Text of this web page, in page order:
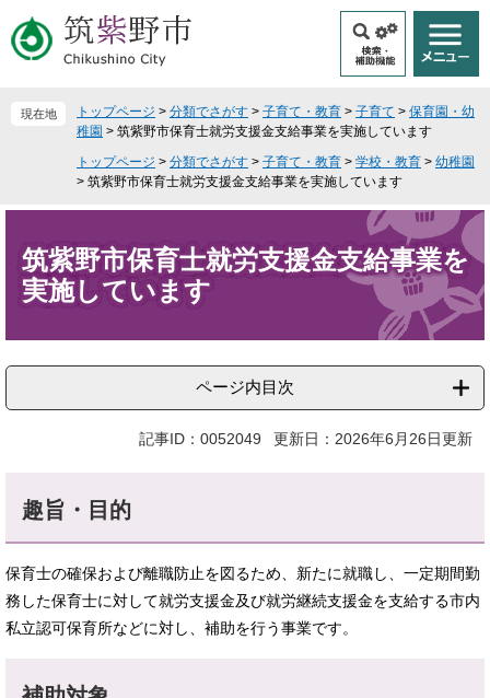
ー
ジ
ニ
ュ
現在地 トップページ > 分類でさがす > 子育て・教育 > 子育て > 保育園・幼
稚園 > 筑紫野市保育士就労支援金支給事業を実施しています
トップページ > 分類でさがす > 子育て・教育 > 学校・教育 > 幼稚園
> 筑紫野市保育士就労支援金支給事業を実施しています
筑紫野市保育士就労支援金支給事業を
実施しています
ページ内目次
記事ID：0052049 更新日：2026年6月26日更新
趣旨・目的
保育士の確保および離職防止を図るため、新たに就職し、一定期間勤
務した保育士に対して就労支援金及び就労継続支援金を支給する市内
私立認可保育所などに対し、補助を行う事業です。